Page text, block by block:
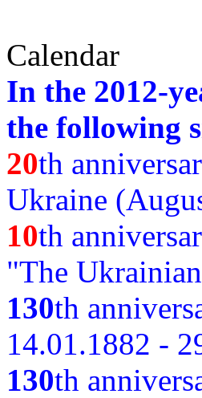
Calendar
In the 2012-
the following
20th
Ukraine
10th
"The
130th
14.01.1882 -
130th